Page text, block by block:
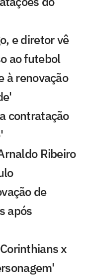
e diretor vê
ao futebol
à renovação
contratação
Ribeiro
de
após
x